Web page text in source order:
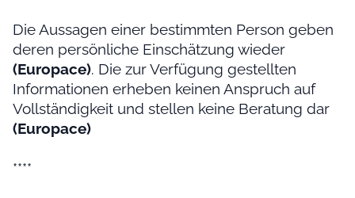
Die Aussagen einer bestimmten Person geben
deren persönliche Einschätzung wieder
(Europace). Die zur Verfügung gestellten
Informationen erheben keinen Anspruch auf
Vollständigkeit und stellen keine Beratung dar
(Europace)
****